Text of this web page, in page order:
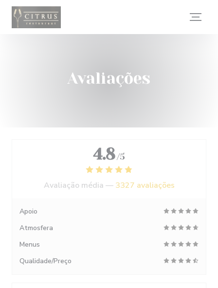
Painel de Gerenciamento de Cookies
Avaliações
4.8 /5
Avaliação média — 3327 avaliações
Apoio
Atmosfera
Menus
Qualidade/Preço